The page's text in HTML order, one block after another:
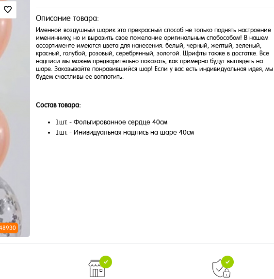
Описание товара:
Именной воздушный шарик это прекрасный способ не только поднять настроение
имениннику, но и выразить свое пожелание оригинальным спобособом! В нашем
ассортименте имеются цвета для нанесения: белый, черный, желтый, зеленый,
красный, голубой, розовый, серебрянный, золотой. Шрифты также в достатке. Все
надписи мы можем предварительно показать, как примерно будут выглядеть на
шаре. Заказывайте понравившийся шар! Если у вас есть индивидуальная идея, мы
будем счастливы ее воплотить.
Состав товара:
1шт. - Фольгированное сердце 40см
1шт. - Инивидуальная надпись на шаре 40см